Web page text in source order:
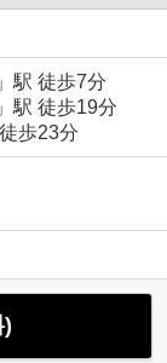
」駅 徒歩7分
」駅 徒歩19分
歩23分